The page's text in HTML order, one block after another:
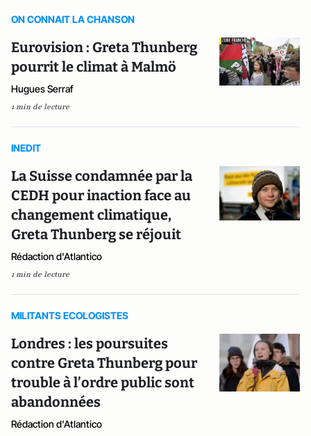
ON CONNAIT LA CHANSON
Eurovision : Greta Thunberg
pourrit le climat à Malmö
Hugues Serraf
1 min de lecture
INEDIT
La Suisse condamnée par la
CEDH pour inaction face au
changement climatique,
Greta Thunberg se réjouit
Rédaction d'Atlantico
1 min de lecture
MILITANTS ECOLOGISTES
Londres : les poursuites
contre Greta Thunberg pour
trouble à l’ordre public sont
abandonnées
Rédaction d'Atlantico